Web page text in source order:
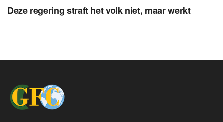
Deze regering straft het volk niet, maar werkt